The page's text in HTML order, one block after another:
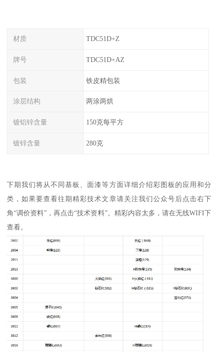
材质 TDC51D+Z
牌号 TDC51D+AZ
包装 铁皮精包装
涂层结构 两涂两烘
镀铝锌含量 150克每平方
镀锌含量 280克
下期我们将从不同基板、面漆等方面详细介绍彩图板的应用和分
类，如果要查看往期精彩技术文章请关注我们公众号后点击右下
角“调价资料”，再点击“技术资料”。精彩内容太多，请在无线WIFI下
查看。